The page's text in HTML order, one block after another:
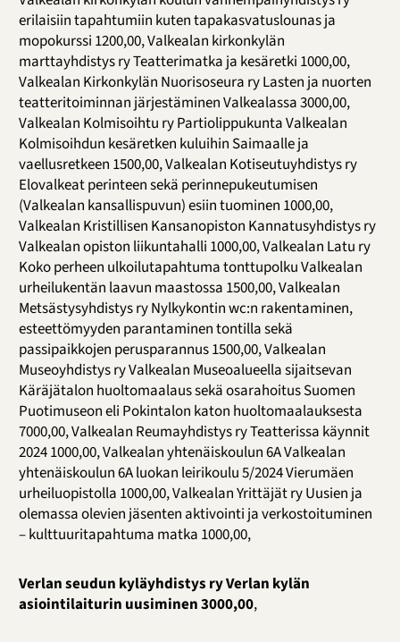
erilaisiin tapahtumiin kuten tapakasvatuslounas ja
mopokurssi 1200,00, Valkealan kirkonkylän
marttayhdistys ry Teatterimatka ja kesäretki 1000,00,
Valkealan Kirkonkylän Nuorisoseura ry Lasten ja nuorten
teatteritoiminnan järjestäminen Valkealassa 3000,00,
Valkealan Kolmisoihtu ry Partiolippukunta Valkealan
Kolmisoihdun kesäretken kuluihin Saimaalle ja
vaellusretkeen 1500,00, Valkealan Kotiseutuyhdistys ry
Elovalkeat perinteen sekä perinnepukeutumisen
(Valkealan kansallispuvun) esiin tuominen 1000,00,
Valkealan Kristillisen Kansanopiston Kannatusyhdistys ry
Valkealan opiston liikuntahalli 1000,00, Valkealan Latu ry
Koko perheen ulkoilutapahtuma tonttupolku Valkealan
urheilukentän laavun maastossa 1500,00, Valkealan
Metsästysyhdistys ry Nylkykontin wc:n rakentaminen,
esteettömyyden parantaminen tontilla sekä
passipaikkojen perusparannus 1500,00, Valkealan
Museoyhdistys ry Valkealan Museoalueella sijaitsevan
Käräjätalon huoltomaalaus sekä osarahoitus Suomen
Puotimuseon eli Pokintalon katon huoltomaalauksesta
7000,00, Valkealan Reumayhdistys ry Teatterissa käynnit
2024 1000,00, Valkealan yhtenäiskoulun 6A Valkealan
yhtenäiskoulun 6A luokan leirikoulu 5/2024 Vierumäen
urheiluopistolla 1000,00, Valkealan Yrittäjät ry Uusien ja
olemassa olevien jäsenten aktivointi ja verkostoituminen
– kulttuuritapahtuma matka 1000,00,
Verlan seudun kyläyhdistys ry Verlan kylän
asiointilaiturin uusiminen 3000,00,